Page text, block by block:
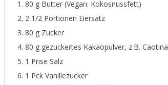
80 g Butter (Vegan: Kokosnussfett)
2 1/2 Portionen Eiersatz
80 g Zucker
80 g gezuckertes Kakaopulver, z.B. Caotina
1 Prise Salz
1 Pck Vanillezucker